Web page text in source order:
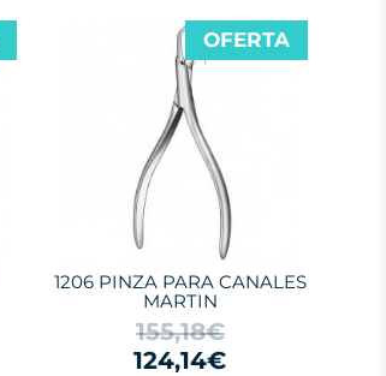
1206 PINZA PARA CANALES
MARTIN
155,18€
124,14€
OFERTA